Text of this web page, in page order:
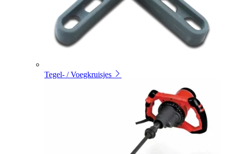
Tegel- / Voegkruisjes